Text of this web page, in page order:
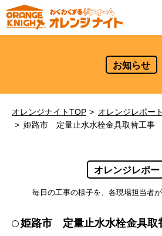
お知らせ
オレンジナイトTOP
オレンジレポート
姫路市 定量止水水栓金具取替工事
オレンジレポー
毎日の工事の様子を、各現場担当者が
姫路市 定量止水水栓金具取